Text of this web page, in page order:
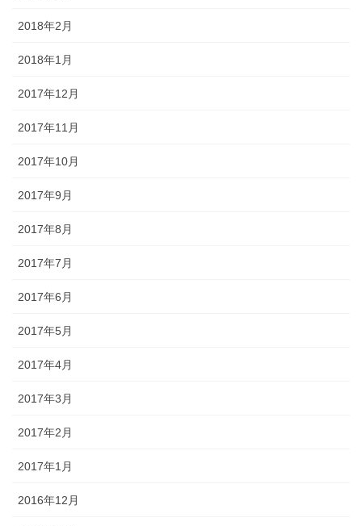
2018年2月
2018年1月
2017年12月
2017年11月
2017年10月
2017年9月
2017年8月
2017年7月
2017年6月
2017年5月
2017年4月
2017年3月
2017年2月
2017年1月
2016年12月